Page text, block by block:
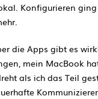
Konfigurieren
die Apps gibt es
mein MacBook
als ich das Teil